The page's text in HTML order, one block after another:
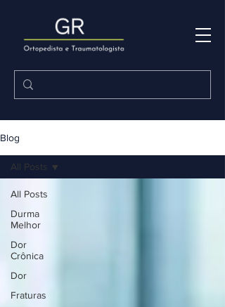
Blog
All Posts
Durma
Melhor
Dor
Crônica
Dor
Fraturas
All Posts